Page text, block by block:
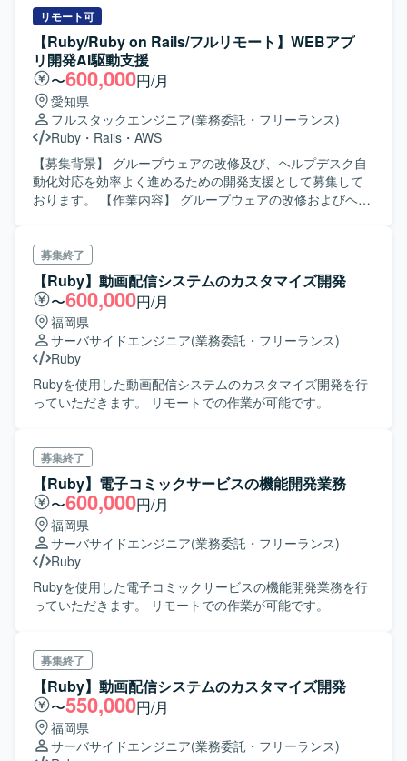
テナビリティ分野（環境問題、食・農の課題解決）への興
味・関心をお持ちの方を歓迎いたします。 【ポジションの
魅力】 環境負荷可視化という社会的意義の高い領域で、自
社SaaSプロダクトのAIツール開発にフルスタックで関わる
ことができます。スタートアップならではのスピード感の
中で、クライアントの声を直接プロダクトに反映させる経
験を積むことができ、GCP（Vertex AI等）や最新のAIコー
ディングツールを活用した先進的な開発に携わることがで
きます。 【開発環境】 フロントエンドはVue.js 3系および
Nuxt.js 3系、バックエンドはRuby 3系およびRuby on Rails
7系を利用しています。DBはMySQL 8系、コンテナは
せ、CIにはCircleCIを利用しています。開発ツールとして
GitHub, Github Projects, Notion, Teams, Slack, Google
Meet、AIコーディングツールとしてVisual Studio Code,
Cursor, Claude Code, Gemini CLIを使用しています。
開発をご担当いただきます。人材紹介・マッチングサービ
スの開発チームに所属し、インターネットサービスの顧客
価値向上を目的とした開発や、社内基幹業務システムの業
務生産性向上のための開発など、多岐にわたる開発案件に
携わっていただきます。 5年近い歴史のあるプロダクトのた
め、既存の開発基盤や組織風土をキャッチアップいただき
つつ、プロダクト開発に参画していただきます。 フルサイ
クル型のプロダクト開発現場として、数人月単位のプロジ
ェクトにおける要件定義〜設計〜実装〜テストまでの各工
程を、計画策定から一貫してご担当いただきます。 また、
アーキテクチャ選定やパフォーマンス改善などの技術的な
プロダクトや事業内容への理解を深めながら、安定的かつ
長期的に参画いただける方を求めております。複数のエン
ジニア、PdM、デザイナーと密に協働しながら開発を進め
る環境のため、コラボレーションとコミュニケーションを
大切にし、自発的に周囲と連携しながら課題解決に取り組
める方にマッチいたします。 明確なアーキテクチャが存在
しない状況でも、業務の背景や全体像を把握したうえで自
ら考えて推進できる方や、各案件について表層的な機能理
解にとどまらず、用いられている技術や直面した課題、そ
小規模案件が多く、事業やプロダクトへの理解を深めなが
ら、継続的な改善や機能追加を通じてユーザー価値の向上
に直接貢献できるポジションです。フルサイクルで開発工
程を担当できるため、要件定義から実装・テストまで一貫
した経験を積むことができ、アーキテクチャ選定やパフォ
ーマンス改善など技術的な意思決定にも主体的に関わるこ
とができます。若手メンバーの多いチームを率いる経験を
通じて、技術的リードやチームビルディングのスキルも磨
いていただけます。 【開発環境】 バックエンドはRuby、
Ruby on Railsを中心とし、フロントエンドには
Storybookなどを活用しております。インフラは
AWS（ALB、Fargate、Aurora、S3、Lambda、
CloudFront、ElastiCache、WAFなど）上に構築されてお
り、Dockerを使用したコンテナ環境で運用しております。
データベースはMySQL、Redis、Elasticsearchを利用し、
Nginxを用いた構成となっております。開発フローでは
リモート可
【Ruby/Ruby on Rails/フルリモート】WEBアプ
リ開発AI駆動支援
〜600,000円/月
愛知県
フルスタックエンジニア(業務委託・フリーランス)
Ruby ・ Rails ・ AWS
【募集背景】 グループウェアの改修及び、ヘルプデスク自
動化対応を効率よく進めるための開発支援として募集して
おります。 【作業内容】 グループウェアの改修およびヘル
Codeを利用し、バグやセキュリティインシデントの抽出お
よび改修を実施していただきます。アジャイル開発手法を
用いて開発を推進していただきます。 【求める人物像】 現
場優先で物事を考えられるマインドをお持ちの方を求めて
おります。協調性や積極性があり、コミュニケーションを
取りながら開発を進めていただける方です。 【ポジション
の魅力】 AI駆動による効率的な開発を経験することがで
き、Cloude Codeを活用したバグやセキュリティインシデ
ント対応に携わることで、高度な開発スキルやセキュリテ
駆動の技術を活用して開発を行っていただきます。
募集終了
【Ruby】動画配信システムのカスタマイズ開発
〜600,000円/月
福岡県
サーバサイドエンジニア(業務委託・フリーランス)
Ruby
Rubyを使用した動画配信システムのカスタマイズ開発を行
っていただきます。 リモートでの作業が可能です。
募集終了
【Ruby】電子コミックサービスの機能開発業務
〜600,000円/月
福岡県
サーバサイドエンジニア(業務委託・フリーランス)
Ruby
Rubyを使用した電子コミックサービスの機能開発業務を行
っていただきます。 リモートでの作業が可能です。
募集終了
【Ruby】動画配信システムのカスタマイズ開発
〜550,000円/月
福岡県
サーバサイドエンジニア(業務委託・フリーランス)